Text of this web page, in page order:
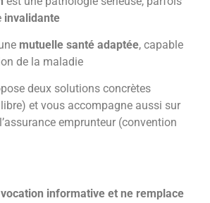
invalidante
mutuelle santé adaptée, capable
de la maladie
deux solutions concrètes
et vous accompagne aussi sur
emprunteur (convention
informative et ne remplace